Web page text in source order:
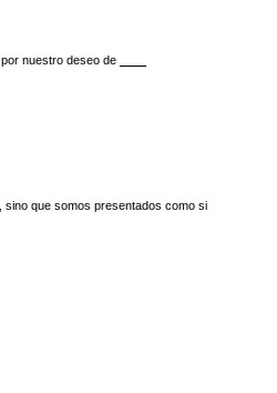
por nuestro deseo de
, sino que somos presentados como si